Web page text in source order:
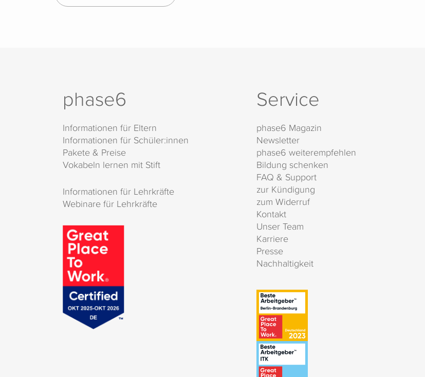
phase6
Informationen für Eltern
Informationen für Schüler:innen
Pakete & Preise
Vokabeln lernen mit Stift
Informationen für Lehrkräfte
Webinare für Lehrkräfte
Service
phase6 Magazin
Newsletter
phase6 weiterempfehlen
Bildung schenken
FAQ & Support
zur Kündigung
zum Widerruf
Kontakt
Unser Team
Karriere
Presse
Nachhaltigkeit